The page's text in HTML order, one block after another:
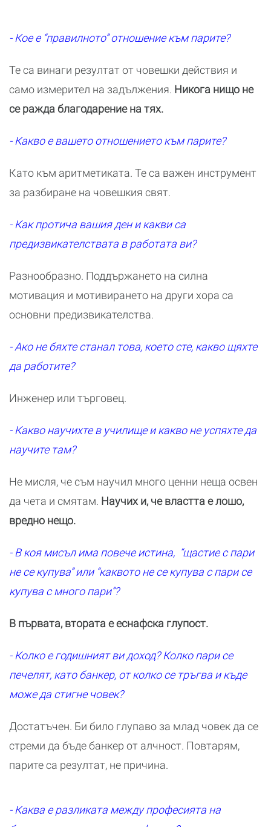
- Кое е “правилното” отношение към парите?
Те са винаги резултат от човешки действия и
само измерител на задължения. Никога нищо не
се ражда благодарение на тях.
- Какво е вашето отношението към парите?
Като към аритметиката. Те са важен инструмент
за разбиране на човешкия свят.
- Как протича вашия ден и какви са
предизвикателствата в работата ви?
Разнообразно. Поддържането на силна
мотивация и мотивирането на други хора са
основни предизвикателства.
- Ако не бяхте станал това, което сте, какво щяхте
да работите?
Инженер или търговец.
- Какво научихте в училище и какво не успяхте да
научите там?
Не мисля, че съм научил много ценни неща освен
да чета и смятам. Научих и, че властта е лошо,
вредно нещо.
- В коя мисъл има повече истина, “щастие с пари
не се купува” или “каквото не се купува с пари се
купува с много пари”?
В първата, втората е еснафска глупост.
- Колко е годишният ви доход? Колко пари се
печелят, като банкер, от колко се тръгва и къде
може да стигне човек?
Достатъчен. Би било глупаво за млад човек да се
стреми да бъде банкер от алчност. Повтарям,
парите са резултат, не причина.
- Каква е разликата между професията на